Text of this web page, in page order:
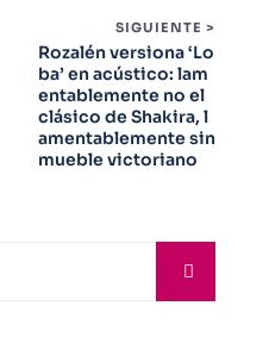
SIGUIENTE >
Rozalén versiona ‘Lo
ba’ en acústico: lam
entablemente no el
clásico de Shakira, l
amentablemente sin
mueble victoriano